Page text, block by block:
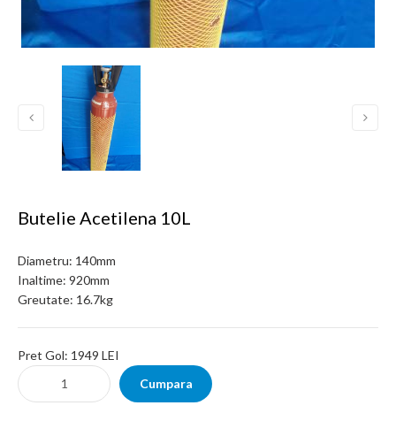
Butelie Acetilena 10L
Diametru: 140mm
Inaltime: 920mm
Greutate: 16.7kg
Pret Gol: 1949 LEI